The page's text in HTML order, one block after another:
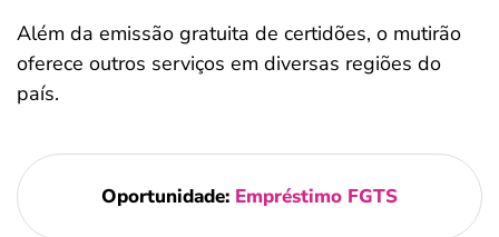
Além da emissão gratuita de certidões, o mutirão
oferece outros serviços em diversas regiões do
país.
Oportunidade: Empréstimo FGTS